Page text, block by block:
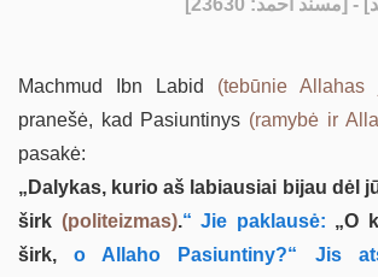
[مسند أحمد: 23630]
Machmud Ibn Labid (tebūnie Allahas
pranešė, kad Pasiuntinys (ramybė ir
pasakė:
„Dalykas, kurio aš labiausiai bijau dėl
širk (politeizmas).“ Jie paklausė: „O
širk, o Allaho Pasiuntiny?“ Jis